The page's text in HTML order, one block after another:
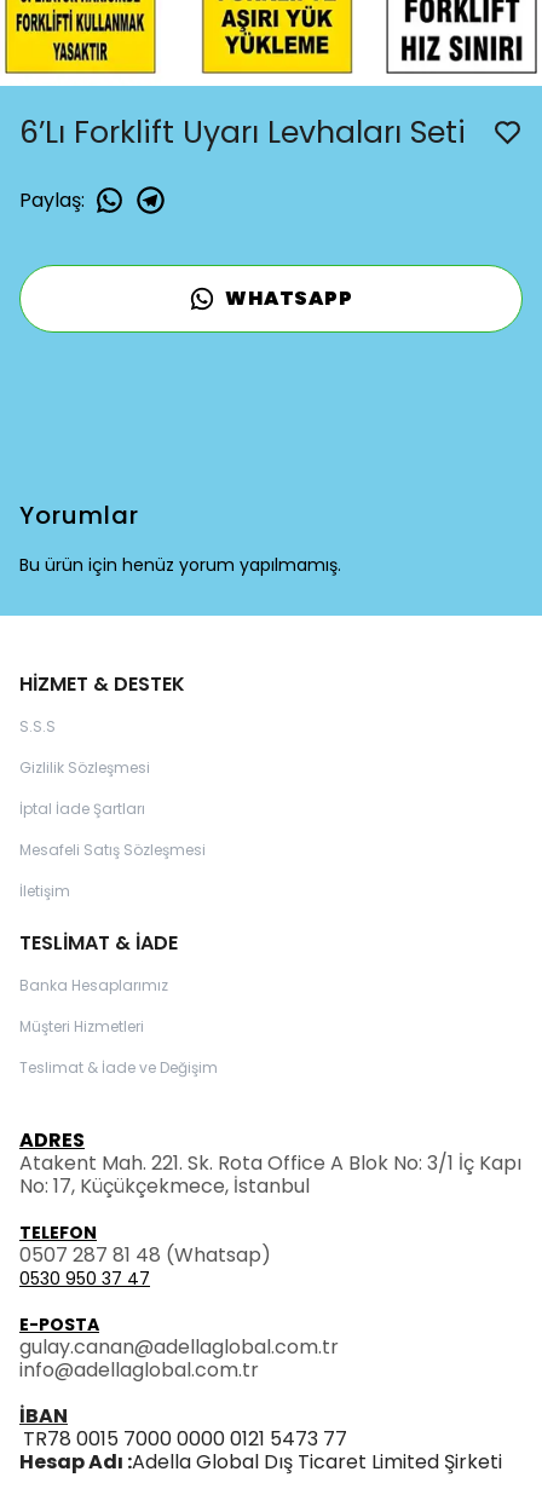
6’Lı Forklift Uyarı Levhaları Seti
Paylaş:
WHATSAPP
Yorumlar
Bu ürün için henüz yorum yapılmamış.
HİZMET & DESTEK
S.S.S
Gizlilik Sözleşmesi
İptal İade Şartları
Mesafeli Satış Sözleşmesi
İletişim
TESLİMAT & İADE
Banka Hesaplarımız
Müşteri Hizmetleri
Teslimat & İade ve Değişim
ADRES
Atakent Mah. 221. Sk. Rota Office A Blok No: 3/1 İç Kapı
No: 17, Küçükçekmece, İstanbul
TELEFON
0507 287 81 48 (Whatsap)
0530 950 37 47
E-POSTA
gulay.canan@adellaglobal.com.tr
info@adellaglobal.com.tr
İBAN
TR78 0015 7000 0000 0121 5473 77
Hesap Adı :Adella Global Dış Ticaret Limited Şirketi